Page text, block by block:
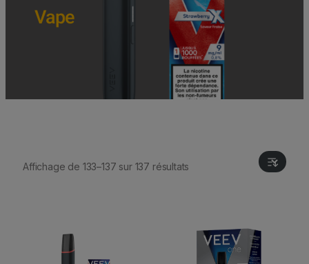
Vape
Affichage de 133–137 sur 137 résultats